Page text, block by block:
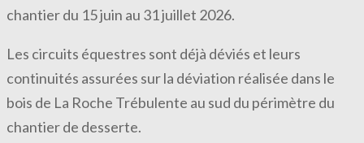
chantier du 15 juin au 31 juillet 2026.
Les circuits équestres sont déjà déviés et leurs
continuités assurées sur la déviation réalisée dans le
bois de La Roche Trébulente au sud du périmètre du
chantier de desserte.